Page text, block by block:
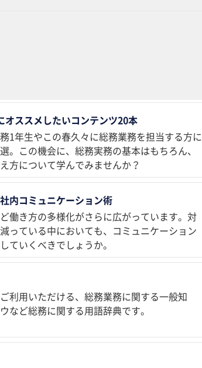
オススメしたいコンテンツ20本
1年生やこの春久々に総務業務を担当する方に
。この機会に、総務実務の基本はもちろん、
方について学んでみませんか？
内コミュニケーション術
働き方の多様化がさらに広がっています。対
っている中においても、コミュニケーション
ていくべきでしょうか。
利用いただける、総務業務に関する一般知
など総務に関する用語辞典です。